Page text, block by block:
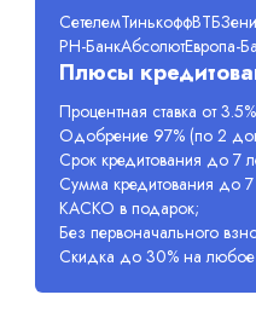
СетелемТинькоффВТБ
РН-БанкАбсолютЕвропа-
Плюсы
Процентная ставка от
Одобрение 97% (по 2
Срок кредитования до 7
Сумма кредитования до
КАСКО в подарок;
Без первоначального
Скидка до 30% на любое